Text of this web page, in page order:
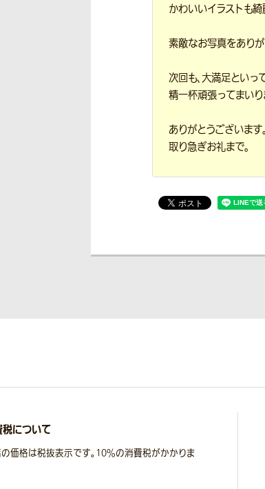
かわいいイラストも綺
素敵なお写真をありが
次回も、大満足といっ
精一杯頑張ってまいり
ありがとうございます。
取り急ぎお礼まで。
税について
価格は税抜表示です。10％の消費税がかかりま